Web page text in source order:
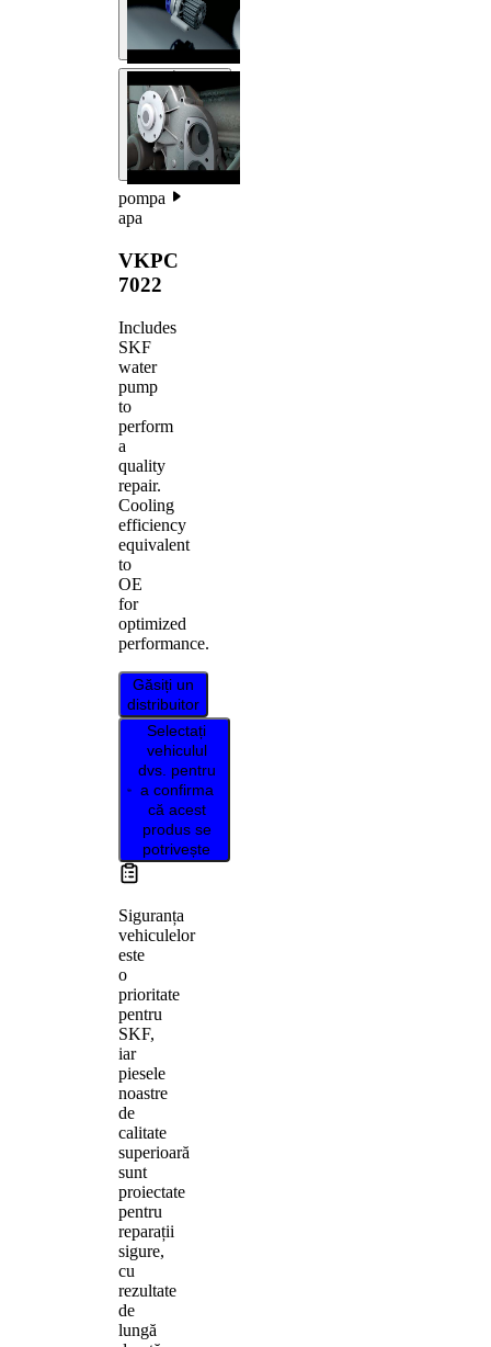
pompa
apa
VKPC
7022
Includes
SKF
water
pump
to
perform
a
quality
repair.
Cooling
efficiency
equivalent
to
OE
for
optimized
performance.
Găsiți un
distribuitor
Selectați
vehiculul
dvs. pentru
a confirma
că acest
produs se
potrivește
Siguranța
vehiculelor
este
o
prioritate
pentru
SKF,
iar
piesele
noastre
de
calitate
superioară
sunt
proiectate
pentru
reparații
sigure,
cu
rezultate
de
lungă